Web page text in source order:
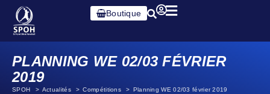
Boutique
PLANNING WE 02/03 FÉVRIER
2019
SPOH Actualités Compétitions Planning WE 02/03 février 2019